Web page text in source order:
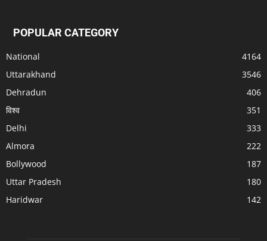
POPULAR CATEGORY
National
4164
Uttarakhand
3546
Dehradun
406
विश्व
351
Delhi
333
Almora
222
Bollywood
187
Uttar Pradesh
180
Haridwar
142